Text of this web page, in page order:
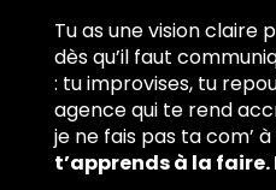
Tu as une vision claire
dès qu’il faut
: tu improvises, tu
agence qui te rend
je ne fais pas ta com’
t’apprends à la faire.